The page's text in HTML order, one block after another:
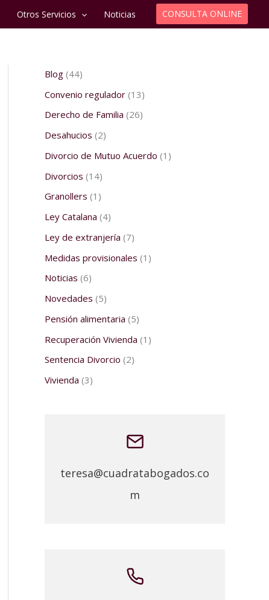
Otros Servicios Noticias CONSULTA ONLINE
Blog (44)
Convenio regulador (13)
Derecho de Familia (26)
Desahucios (2)
Divorcio de Mutuo Acuerdo (1)
Divorcios (14)
Granollers (1)
Ley Catalana (4)
Ley de extranjería (7)
Medidas provisionales (1)
Noticias (6)
Novedades (5)
Pensión alimentaria (5)
Recuperación Vivienda (1)
Sentencia Divorcio (2)
Vivienda (3)
teresa@cuadratabogados.co
m